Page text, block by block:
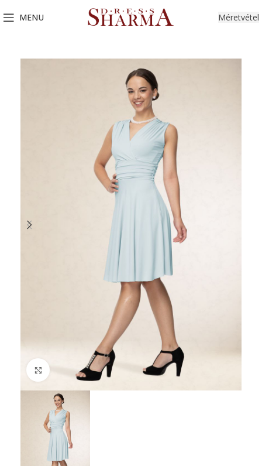
MENU Méretvétel
Click to enlarge